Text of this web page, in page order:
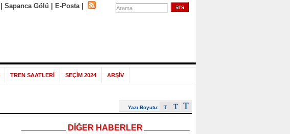
Sapanca Gölü E-Posta|
TREN SAATLERİ SEÇİM 2024 ARŞİV
Yazı Boyutu:
DİĞER HABERLER